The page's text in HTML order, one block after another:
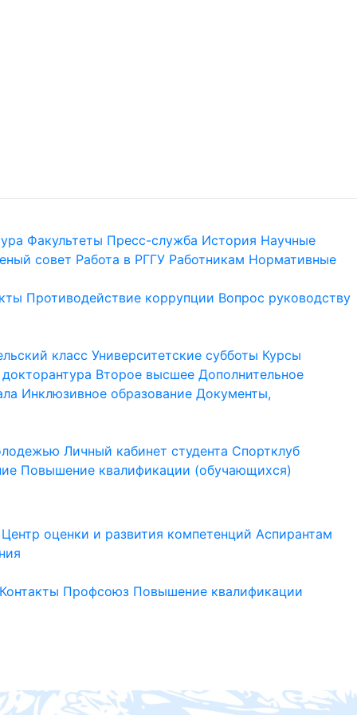
Факультеты Пресс-служба История Научные
совет Работа в РГГУ Работникам Нормативные
Противодействие коррупции Вопрос руководству
класс Университетские субботы Курсы
Второе высшее Дополнительное
Инклюзивное образование Документы,
Личный кабинет студента Спортклуб
Повышение квалификации (обучающихся)
Центр оценки и развития компетенций Аспирантам
Контакты Профсоюз Повышение квалификации